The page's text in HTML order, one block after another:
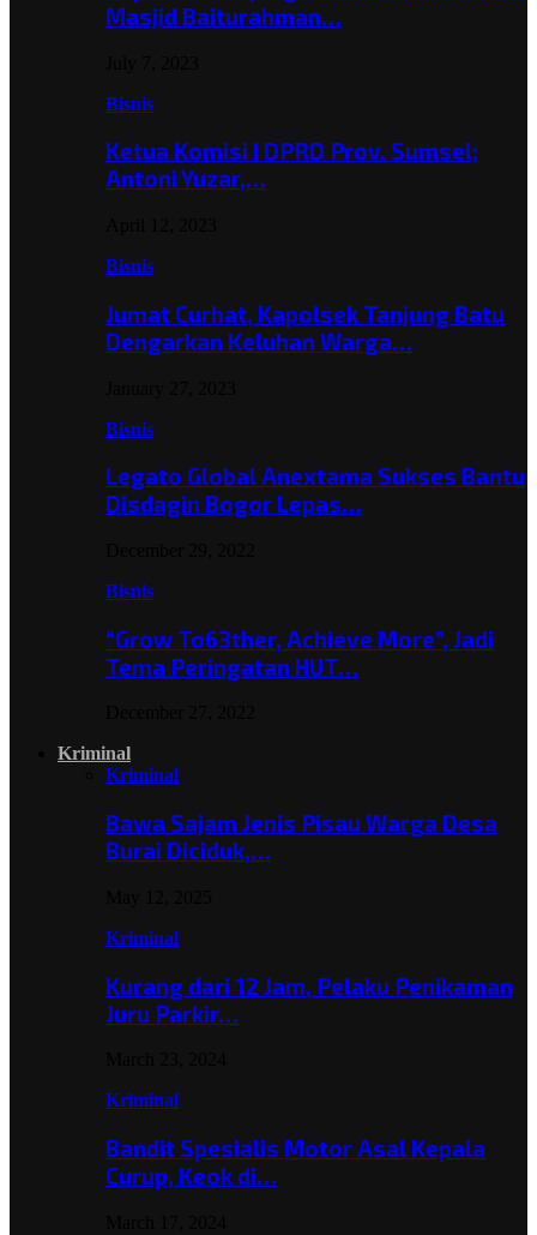
Masjid Baiturahman…
Bisnis
Ketua Komisi I DPRD Prov. Sumsel;
Antoni Yuzar,…
Bisnis
Jumat Curhat, Kapolsek Tanjung Batu
Dengarkan Keluhan Warga…
Bisnis
Legato Global Anextama Sukses Bantu
Disdagin Bogor Lepas…
Bisnis
“Grow To63ther, Achieve More”, Jadi
Tema Peringatan HUT…
Kriminal
Kriminal
Bawa Sajam Jenis Pisau Warga Desa
Burai Diciduk,…
Kriminal
Kurang dari 12 Jam, Pelaku Penikaman
Juru Parkir…
Kriminal
Bandit Spesialis Motor Asal Kepala
Curup, Keok di…